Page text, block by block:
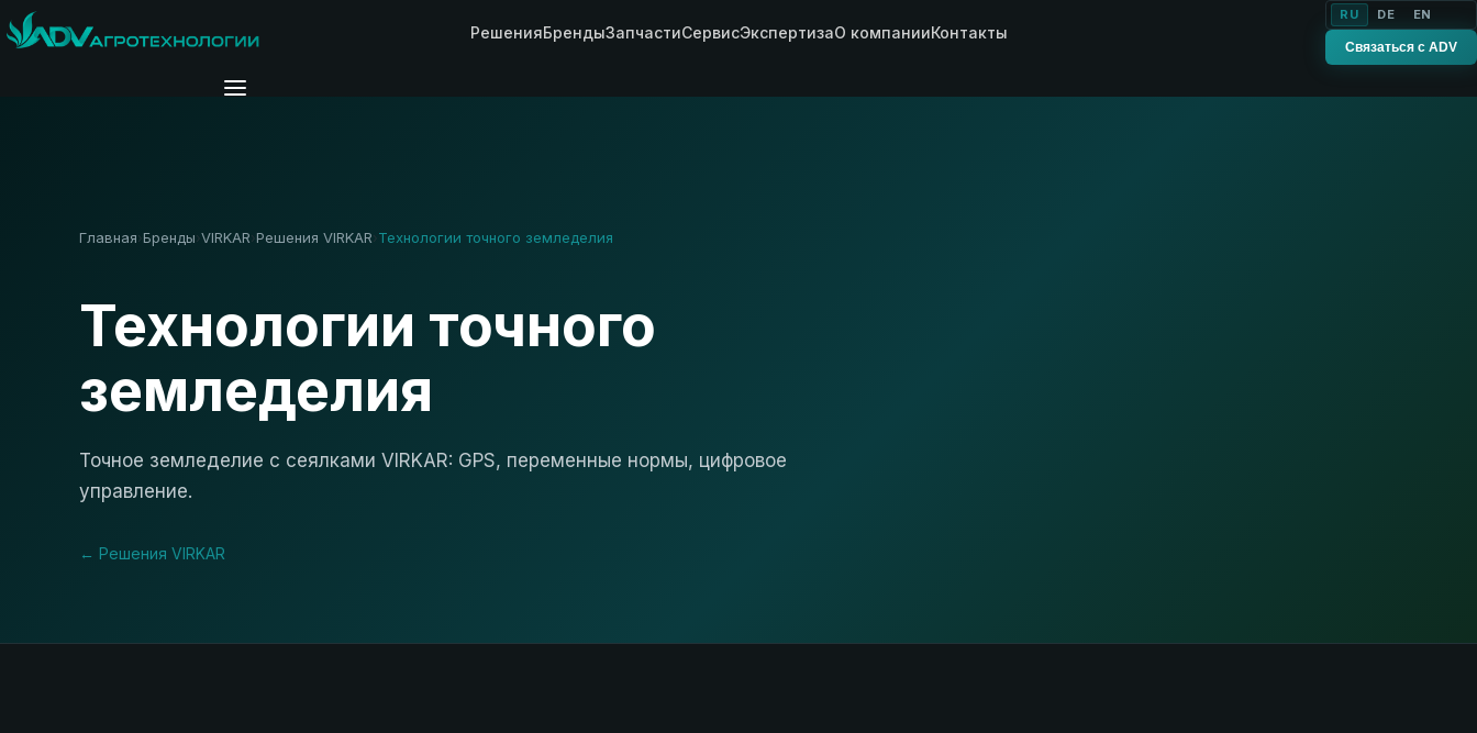
РешенияБрендыЗапчастиСервисЭкспертизаО компанииКонтакты
RU DE EN
Связаться с ADV
Главная› Бренды› VIRKAR› Решения VIRKAR› Технологии точного земледелия
Технологии точного
земледелия
Точное земледелие с сеялками VIRKAR: GPS, переменные нормы, цифровое
управление.
← Решения VIRKAR